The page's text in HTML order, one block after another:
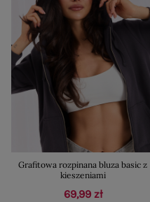
Grafitowa rozpinana bluza basic z
kieszeniami
69,99 zł